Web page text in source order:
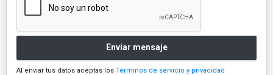
Enviar mensaje
Al enviar tus datos aceptas los Términos de servicio y privacidad